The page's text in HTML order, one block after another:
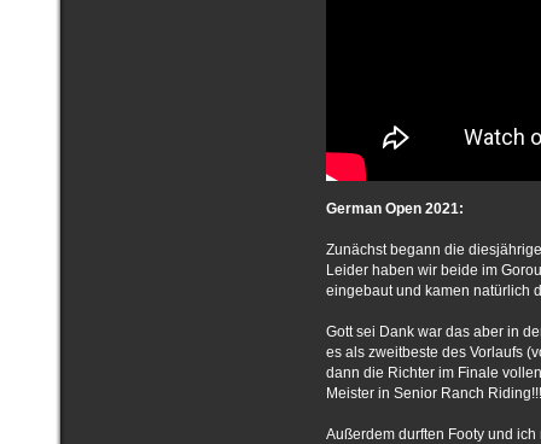
German Open 2021:
Zunächst begann die
Leider haben wir beide im
eingebaut und kamen natürlich
Gott sei Dank war das aber in
es als zweitbeste des Vorlaufs
dann die Richter im Finale
Meister in Senior Ranch Riding!!!
Außerdem durften Footy und